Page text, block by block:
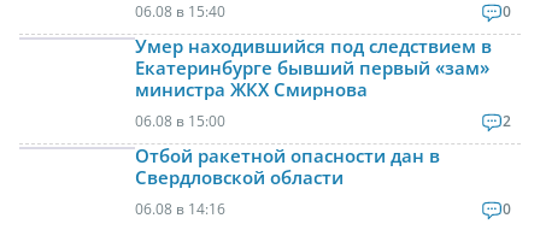
06.08 в 15:40 0
Умер находившийся под следствием в
Екатеринбурге бывший первый «зам»
министра ЖКХ Смирнова
06.08 в 15:00 2
Отбой ракетной опасности дан в
Свердловской области
06.08 в 14:16 0